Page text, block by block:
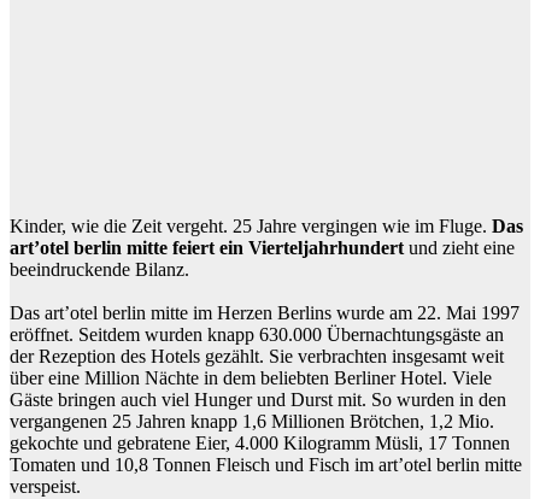
Kinder, wie die Zeit vergeht. 25 Jahre vergingen wie im Fluge. Das
art’otel berlin mitte feiert ein Vierteljahrhundertund zieht eine
beeindruckende Bilanz.
Das art’otel berlin mitte im Herzen Berlins wurde am 22. Mai 1997
eröffnet. Seitdem wurden knapp 630.000 Übernachtungsgäste an
der Rezeption des Hotels gezählt. Sie verbrachten insgesamt weit
über eine Million Nächte in dem beliebten Berliner Hotel. Viele
Gäste bringen auch viel Hunger und Durst mit. So wurden in den
vergangenen 25 Jahren knapp 1,6 Millionen Brötchen, 1,2 Mio.
gekochte und gebratene Eier, 4.000 Kilogramm Müsli, 17 Tonnen
Tomaten und 10,8 Tonnen Fleisch und Fisch im art’otel berlin mitte
verspeist.